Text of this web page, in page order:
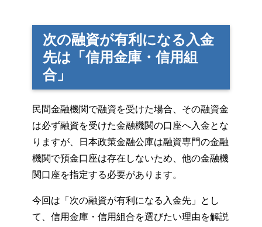
次の融資が有利になる入金
先は「信用金庫・信用組
合」
民間金融機関で融資を受けた場合、その融資金
は必ず融資を受けた金融機関の口座へ入金とな
りますが、日本政策金融公庫は融資専門の金融
機関で預金口座は存在しないため、他の金融機
関口座を指定する必要があります。
今回は「次の融資が有利になる入金先」とし
て、信用金庫・信用組合を選びたい理由を解説